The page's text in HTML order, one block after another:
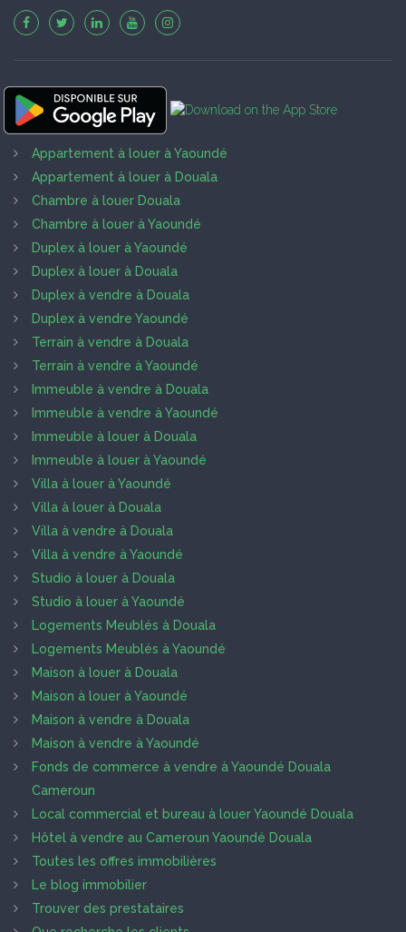
Appartement à louer à Yaoundé
Appartement à louer à Douala
Chambre à louer Douala
Chambre à louer à Yaoundé
Duplex à louer à Yaoundé
Duplex à louer à Douala
Duplex à vendre à Douala
Duplex à vendre Yaoundé
Terrain à vendre à Douala
Terrain à vendre à Yaoundé
Immeuble à vendre à Douala
Immeuble à vendre à Yaoundé
Immeuble à louer à Douala
Immeuble à louer à Yaoundé
Villa à louer à Yaoundé
Villa à louer à Douala
Villa à vendre à Douala
Villa à vendre à Yaoundé
Studio à louer à Douala
Studio à louer à Yaoundé
Logements Meublés à Douala
Logements Meublés à Yaoundé
Maison à louer à Douala
Maison à louer à Yaoundé
Maison à vendre à Douala
Maison à vendre à Yaoundé
Fonds de commerce à vendre à Yaoundé Douala
Cameroun
Local commercial et bureau à louer Yaoundé Douala
Hôtel à vendre au Cameroun Yaoundé Douala
Toutes les offres immobilières
Le blog immobilier
Trouver des prestataires